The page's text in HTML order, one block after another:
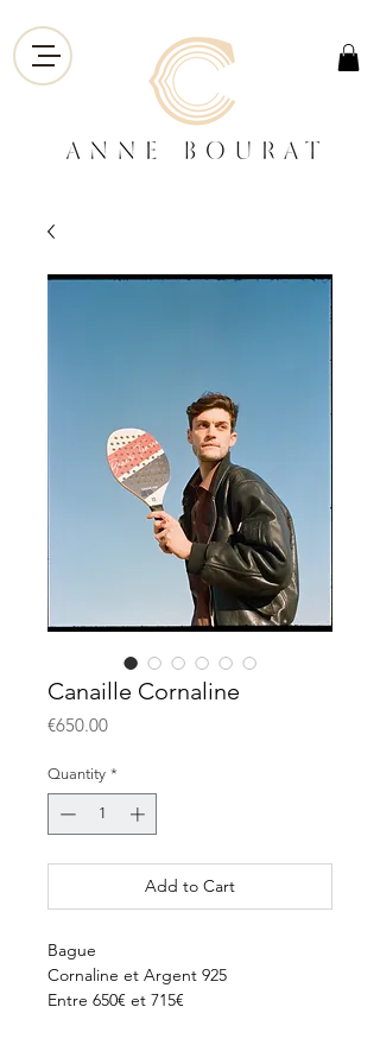
Canaille Cornaline
€650.00Price
Quantity *
Add to Cart
Bague
Cornaline et Argent 925
Entre 650€ et 715€